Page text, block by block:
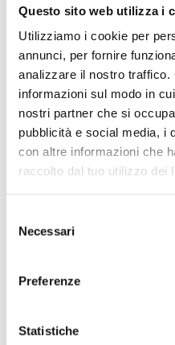
Questo sito web utilizza i
Utilizziamo i cookie per
annunci, per fornire
analizzare il nostro traffico.
informazioni sul modo in
nostri partner che si
pubblicità e social media, i
con altre informazioni che
raccolto dal tuo utilizzo dei
delNecessari
Preferenze
Statistiche